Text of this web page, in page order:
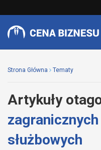
Strona Główna Tematy
Artykuły
służbowych